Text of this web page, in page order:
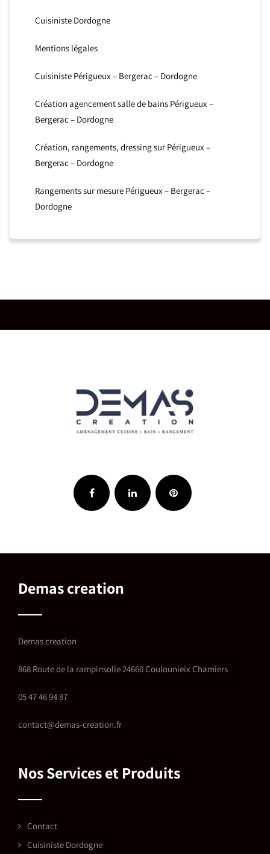
Cuisiniste Dordogne
Mentions légales
Cuisiniste Périgueux – Bergerac – Dordogne
Création agencement salle de bains Périgueux –
Bergerac – Dordogne
Création, rangements, dressing sur Périgueux –
Bergerac – Dordogne
Rangements sur mesure Périgueux – Bergerac –
Dordogne
Demas creation
Demas creation
868 Route de la rampinsolle 24660 Coulounieix Chamiers
05 47 46 94 87
contact@demas-creation.fr
Nos Services et Produits
Contact
Cuisiniste Dordogne